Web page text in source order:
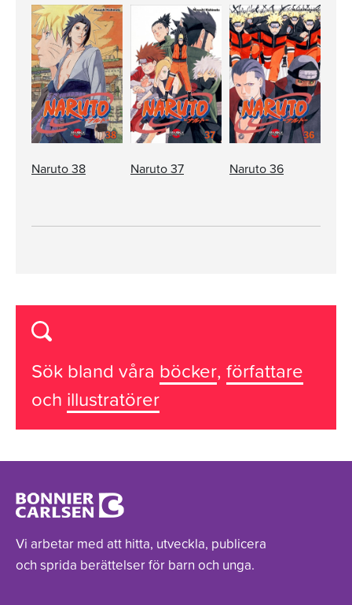
Naruto 38 Naruto 37 Naruto 36
Sök bland våra böcker, författare
och illustratörer
Vi arbetar med att hitta, utveckla, publicera
och sprida berättelser för barn och unga.